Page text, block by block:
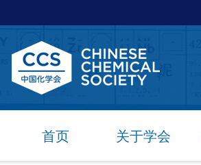
首页 关于学会